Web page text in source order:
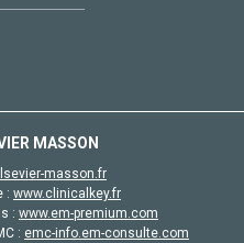
MASSON
masson.fr
: www.clinicalkey.fr
: www.em-premium.com
: emc-info.em-consulte.com